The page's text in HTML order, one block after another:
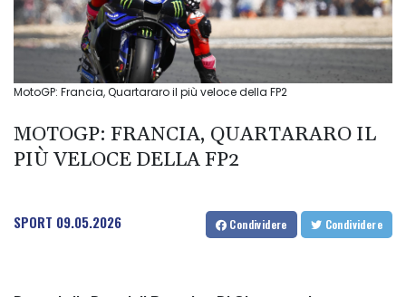
MotoGP: Francia, Quartararo il più veloce della FP2
MOTOGP: FRANCIA, QUARTARARO IL
PIÙ VELOCE DELLA FP2
SPORT 09.05.2026 Condividere Condividere